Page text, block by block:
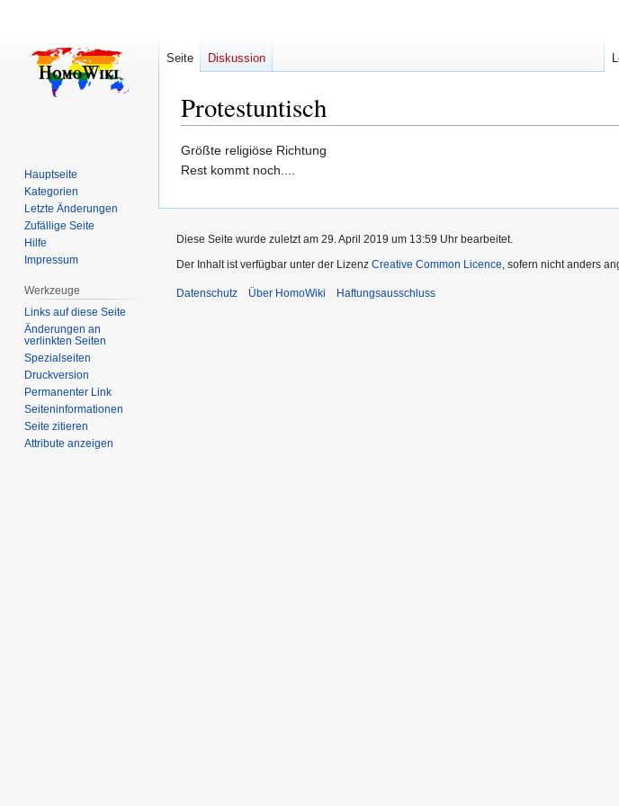
Protestuntisch
Zur
Navigation
Zur
Suche
Größte religiöse Richtung
Rest kommt noch....
Seite Diskussion
Hauptseite
Kategorien
Letzte Änderungen
Zufällige Seite
Hilfe
Impressum
Werkzeuge
Links auf diese Seite
Änderungen an
verlinkten Seiten
Spezialseiten
Druckversion
Permanenter Link
Seiten­­informationen
Seite zitieren
Attribute anzeigen
Diese Seite wurde zuletzt am 29. April 2019 um 13:59 Uhr bearbeitet.
Der Inhalt ist verfügbar unter der Lizenz Creative Common Licence, sofern nicht anders
Datenschutz Über HomoWiki Haftungsausschluss